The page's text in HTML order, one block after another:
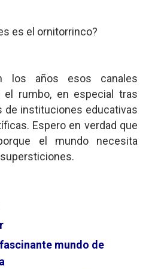
es el ornitorrinco?
los años esos canales
el rumbo, en especial tras
de instituciones educativas
Espero en verdad que
el mundo necesita
mundo de